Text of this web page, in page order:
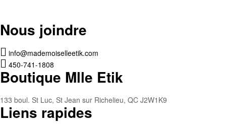
Nous joindre
info@mademoiselleetik.com
450-741-1808
Boutique Mlle Etik
133 boul. St Luc, St Jean sur Richelieu, QC J2W1K9
Liens rapides